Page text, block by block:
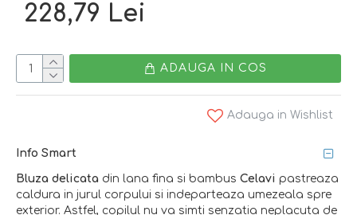
228,79 Lei
ADAUGA IN COS
Adauga in Wishlist
Info Smart
Bluza delicata din lana fina si bambus Celavi pastreaza
caldura in jurul corpului si indeparteaza umezeala spre
exterior. Astfel, copilul nu va simti senzatia neplacuta de